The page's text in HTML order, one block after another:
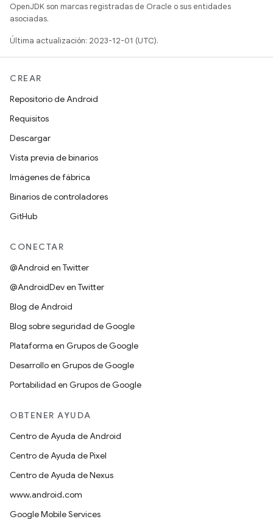
OpenJDK son marcas registradas de Oracle o sus entidades
asociadas.
Última actualización: 2023-12-01 (UTC).
CREAR
Repositorio de Android
Requisitos
Descargar
Vista previa de binarios
Imágenes de fábrica
Binarios de controladores
GitHub
CONECTAR
@Android en Twitter
@AndroidDev en Twitter
Blog de Android
Blog sobre seguridad de Google
Plataforma en Grupos de Google
Desarrollo en Grupos de Google
Portabilidad en Grupos de Google
OBTENER AYUDA
Centro de Ayuda de Android
Centro de Ayuda de Pixel
Centro de Ayuda de Nexus
www.android.com
Google Mobile Services